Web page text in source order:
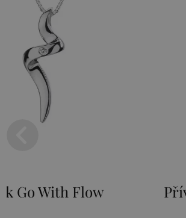
Přívěsek Paradise DP230